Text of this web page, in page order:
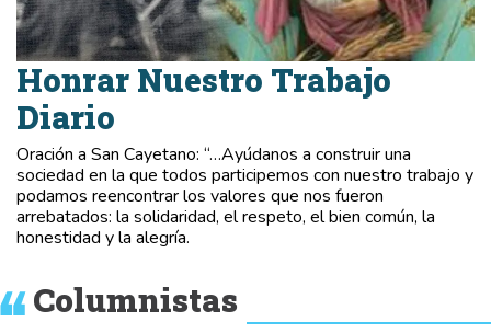
Honrar Nuestro Trabajo
Diario
Oración a San Cayetano: “…Ayúdanos a construir una
sociedad en la que todos participemos con nuestro trabajo y
podamos reencontrar los valores que nos fueron
arrebatados: la solidaridad, el respeto, el bien común, la
honestidad y la alegría.
Columnistas